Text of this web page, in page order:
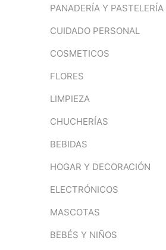
PANADERÍA Y PASTELERÍA
CUIDADO PERSONAL
COSMETICOS
FLORES
LIMPIEZA
CHUCHERÍAS
BEBIDAS
HOGAR Y DECORACIÓN
ELECTRÓNICOS
MASCOTAS
BEBÉS Y NIÑOS